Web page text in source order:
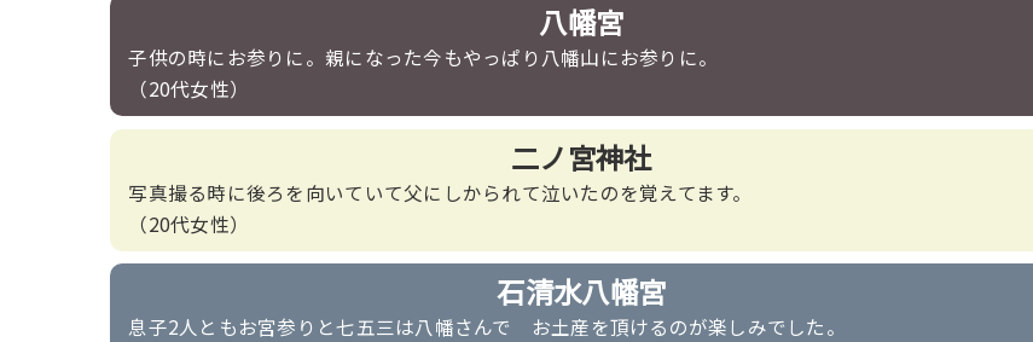
八幡宮
子供の時にお参りに。親になった今もやっぱり八幡山にお参りに。
（20代女性）
二ノ宮神社
写真撮る時に後ろを向いていて父にしかられて泣いたのを覚えてます。
（20代女性）
石清水八幡宮
息子2人ともお宮参りと七五三は八幡さんで お土産を頂けるのが楽しみでした。